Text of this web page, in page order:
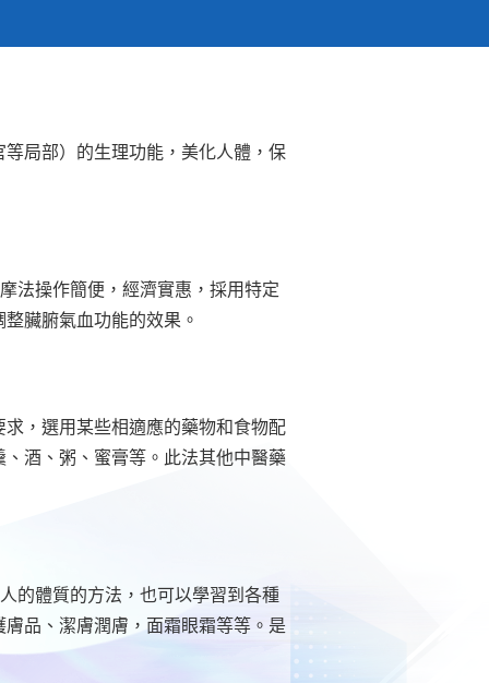
局部）的生理功能，美化人體，保
法操作簡便，經濟實惠，採用特定
臟腑氣血功能的效果。
，選用某些相適應的藥物和食物配
酒、粥、蜜膏等。此法其他中醫藥
的體質的方法，也可以學習到各種
品、潔膚潤膚，面霜眼霜等等。是